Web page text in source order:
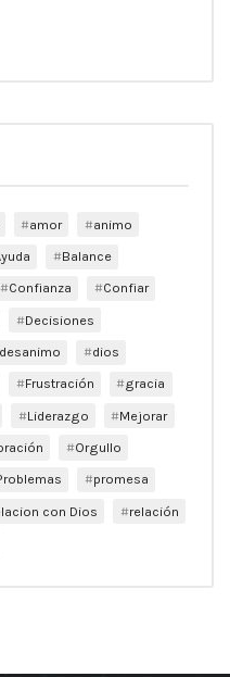
amor
animo
Balance
Confianza
Confiar
Decisiones
desanimo
dios
Frustración
gracia
Liderazgo
Mejorar
Orgullo
promesa
con Dios
relación